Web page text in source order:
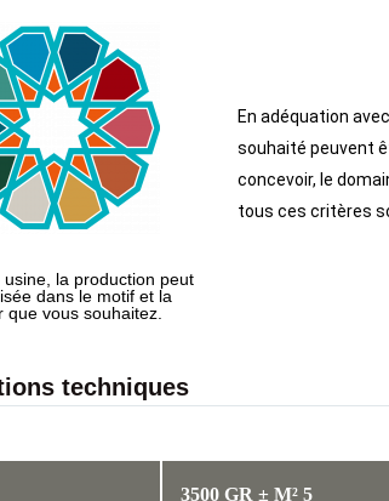
usine, la production peut
dans le motif et la
que vous souhaitez.
En adéquation
souhaité peuvent
concevoir, le
tous ces critères
techniques
3500 GR ± M² 5